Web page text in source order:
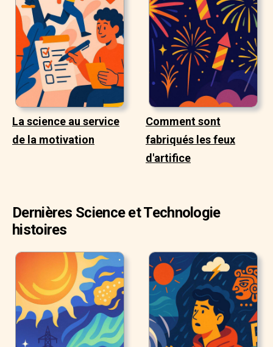
La science au service
de la motivation
Comment sont
fabriqués les feux
d'artifice
Dernières Science et Technologie
histoires